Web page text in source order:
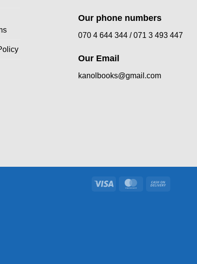
Our phone numbers
070 4 644 344 /071 3 493 447
Our Email
kanolbooks@gmail.com
Visa MasterCard